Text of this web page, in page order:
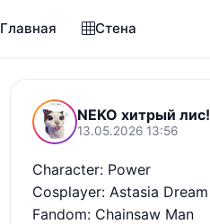
Главная Стена
NEKO хитрый лис!
13.05.2026 13:56
Character: Power
Cosplayer: Astasia Dream
Fandom: Chainsaw Man